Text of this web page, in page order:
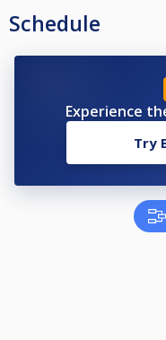
Schedule
Experience
Try